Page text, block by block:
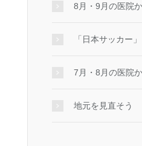
8月・9月の医院
「日本サッカー」
7月・8月の医院
地元を見直そう